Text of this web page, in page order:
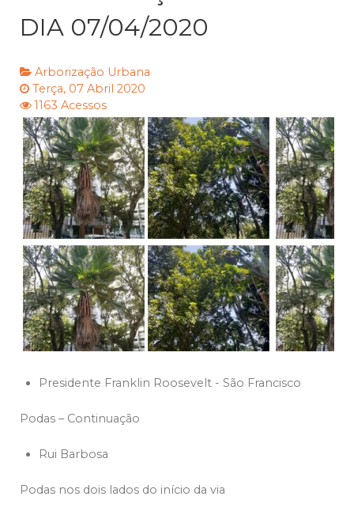
DIA 07/04/2020
Arborização Urbana
Terça, 07 Abril 2020
1163 Acessos
Presidente Franklin Roosevelt - São Francisco
Podas – Continuação
Rui Barbosa
Podas nos dois lados do início da via